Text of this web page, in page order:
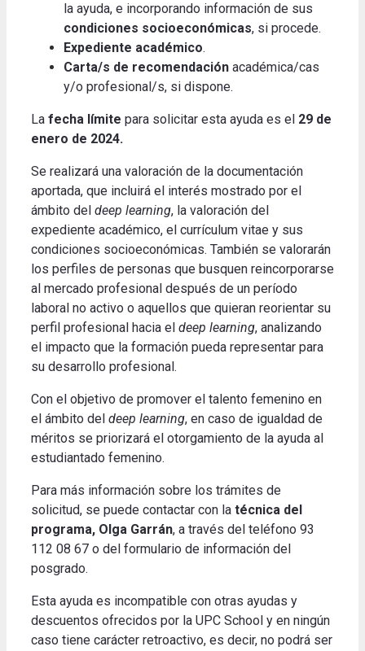
la ayuda, e incorporando información de sus
condiciones socioeconómicas, si procede.
Expediente académico.
Carta/s de recomendación académica/cas
y/o profesional/s, si dispone.
La fecha límite para solicitar esta ayuda es el 29 de
enero de 2024.
Se realizará una valoración de la documentación
aportada, que incluirá el interés mostrado por el
ámbito del deep learning, la valoración del
expediente académico, el currículum vitae y sus
condiciones socioeconómicas. También se valorarán
los perfiles de personas que busquen reincorporarse
al mercado profesional después de un período
laboral no activo o aquellos que quieran reorientar su
perfil profesional hacia el deep learning, analizando
el impacto que la formación pueda representar para
su desarrollo profesional.
Con el objetivo de promover el talento femenino en
el ámbito del deep learning, en caso de igualdad de
méritos se priorizará el otorgamiento de la ayuda al
estudiantado femenino.
Para más información sobre los trámites de
solicitud, se puede contactar con la técnica del
programa, Olga Garrán, a través del teléfono 93
112 08 67 o del formulario de información del
posgrado.
Esta ayuda es incompatible con otras ayudas y
descuentos ofrecidos por la UPC School y en ningún
caso tiene carácter retroactivo, es decir, no podrá ser